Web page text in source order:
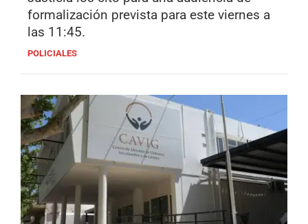
formalización prevista para este viernes a
las 11:45.
POLICIALES